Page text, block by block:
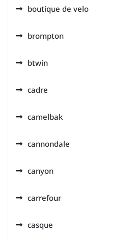
boutique de velo
brompton
btwin
cadre
camelbak
cannondale
canyon
carrefour
casque